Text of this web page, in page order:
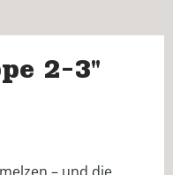
2-3"